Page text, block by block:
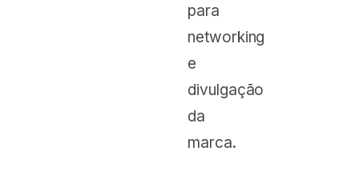
para
networking
e
divulgação
da
marca.